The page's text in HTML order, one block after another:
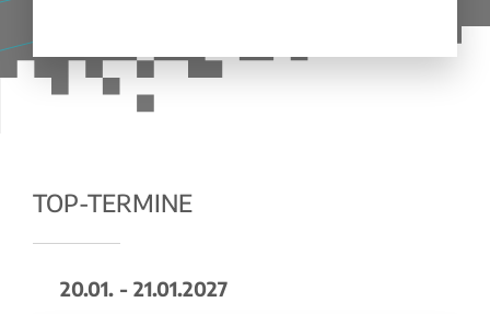
TOP-TERMINE
20.01. - 21.01.2027